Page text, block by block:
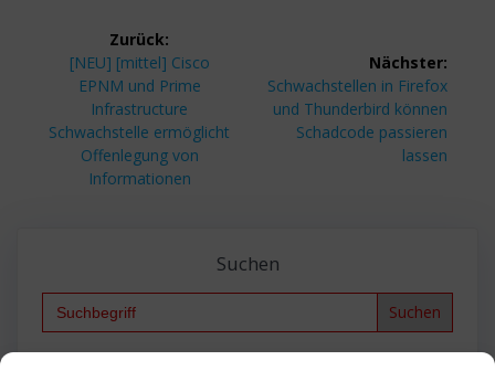
Beitragsnavigation
Zurück:
Vorheriger
Beitrag:
[NEU] [mittel] Cisco
EPNM und Prime
Infrastructure
Schwachstelle ermöglicht
Offenlegung von
Informationen
Nächster:
Nächster
Beitrag:
Schwachstellen in Firefox
und Thunderbird können
Schadcode passieren
lassen
Suchen
Search